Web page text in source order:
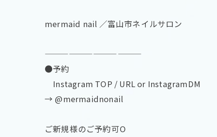
mermaid nail ／富山市ネイルサロン
————————————
●予約
Instagram TOP / URL or InstagramDM
→ @mermaidnonail
ご新規様のご予約可O